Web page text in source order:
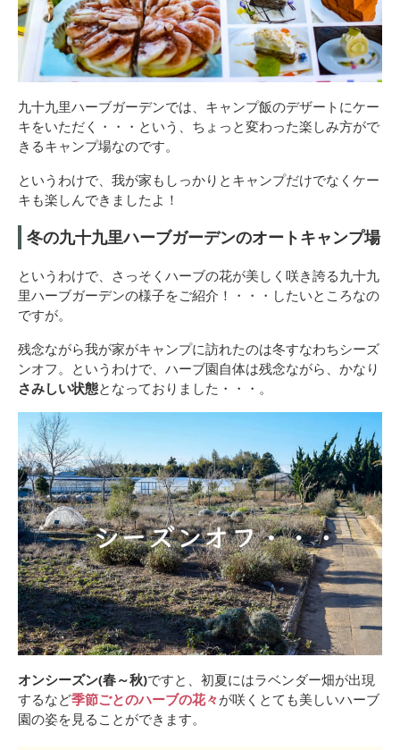
九十九里ハーブガーデンでは、キャンプ飯のデザートにケー
キをいただく・・・という、ちょっと変わった楽しみ方がで
きるキャンプ場なのです。
というわけで、我が家もしっかりとキャンプだけでなくケー
キも楽しんできましたよ！
冬の九十九里ハーブガーデンのオートキャンプ場
というわけで、さっそくハーブの花が美しく咲き誇る九十九
里ハーブガーデンの様子をご紹介！・・・したいところなの
ですが。
残念ながら我が家がキャンプに訪れたのは冬すなわちシーズ
ンオフ。というわけで、ハーブ園自体は残念ながら、かなり
さみしい状態となっておりました・・・。
オンシーズン(春～秋)ですと、初夏にはラベンダー畑が出現
するなど季節ごとのハーブの花々が咲くとても美しいハーブ
園の姿を見ることができます。